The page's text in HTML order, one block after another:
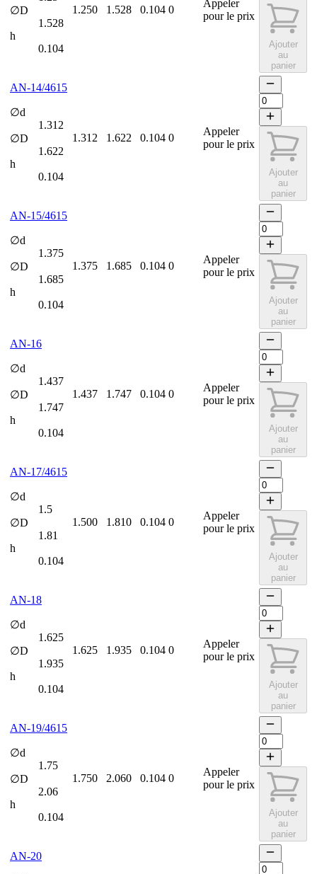
∅D
1.528
h
0.104
1.250 1.528 0.104 0
Appeler
pour le prix
Ajouter
au
panier
AN-14/4615
∅d
1.312
∅D
1.622
h
0.104
1.312 1.622 0.104 0
Appeler
pour le prix
Ajouter
au
panier
AN-15/4615
∅d
1.375
∅D
1.685
h
0.104
1.375 1.685 0.104 0
Appeler
pour le prix
Ajouter
au
panier
AN-16
∅d
1.437
∅D
1.747
h
0.104
1.437 1.747 0.104 0
Appeler
pour le prix
Ajouter
au
panier
AN-17/4615
∅d
1.5
∅D
1.81
h
0.104
1.500 1.810 0.104 0
Appeler
pour le prix
Ajouter
au
panier
AN-18
∅d
1.625
∅D
1.935
h
0.104
1.625 1.935 0.104 0
Appeler
pour le prix
Ajouter
au
panier
AN-19/4615
∅d
1.75
∅D
2.06
h
0.104
1.750 2.060 0.104 0
Appeler
pour le prix
Ajouter
au
panier
AN-20